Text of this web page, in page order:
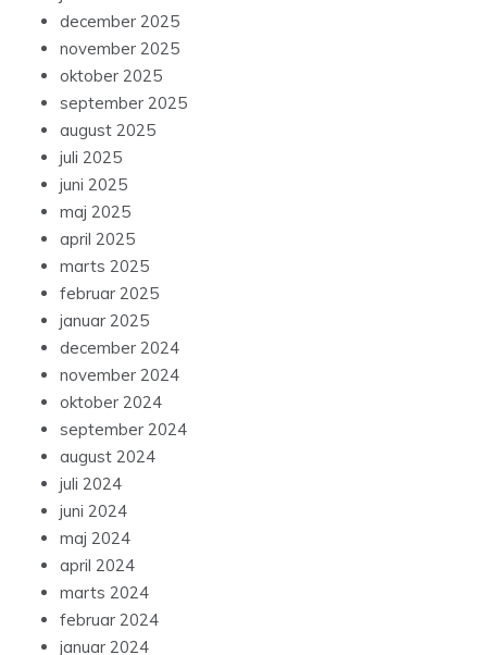
december 2025
november 2025
oktober 2025
september 2025
august 2025
juli 2025
juni 2025
maj 2025
april 2025
marts 2025
februar 2025
januar 2025
december 2024
november 2024
oktober 2024
september 2024
august 2024
juli 2024
juni 2024
maj 2024
april 2024
marts 2024
februar 2024
januar 2024